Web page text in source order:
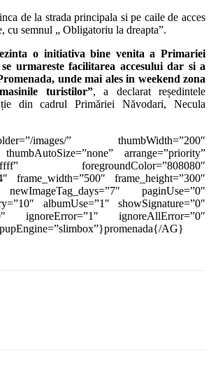
de la strada principala si pe caile de acces
cu semnul „ Obligatoriu la dreapta”.
o initiativa bine venita a Primariei
urmareste facilitarea accesului dar si a
unde mai ales in weekend zona
turistilor”, a declarat reședintele
din cadrul Primăriei Năvodari, Necula
images/” thumbWidth=”200″
arrange=”priority”
foregroundColor=”808080″
frame_width=”500″ frame_height=”300″
paginUse=”0″
albumUse=”1″ showSignature=”0″
ignoreError=”1″ ignoreAllError=”0″
AG}